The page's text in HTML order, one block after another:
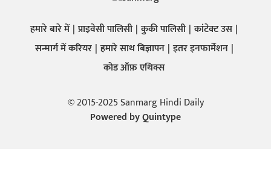
हमारे बारे में प्राइवेसी पालिसी कुकी पालिसी कांटेक्ट उस
सन्मार्ग में करियर हमारे साथ बिज्ञापन इतर इनफार्मेशन
कोड ऑफ़ एथिक्स
© 2015-2025 Sanmarg Hindi Daily
Powered byQuintype